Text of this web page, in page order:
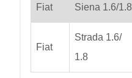
Fiat Siena 1.6/1.8
Fiat
Strada 1.6/
1.8